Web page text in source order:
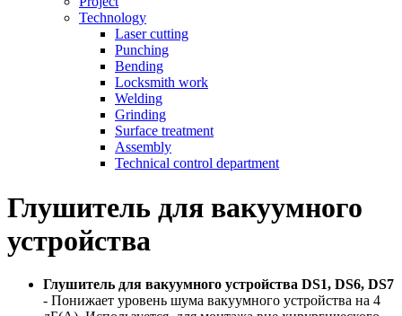
Technology
Laser cutting
Punching
Bending
Locksmith work
Welding
Grinding
Surface treatment
Assembly
Technical control department
Глушитель для вакуумного
устройства
Глушитель для вакуумного устройства DS1, DS6, DS7
- Понижает уровень шума вакуумного устройства на 4